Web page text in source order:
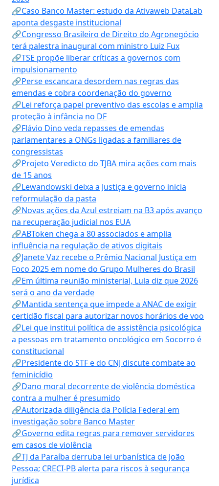
🔗Caso Banco Master: estudo da Ativaweb DataLab
aponta desgaste institucional
🔗Congresso Brasileiro de Direito do Agronegócio
terá palestra inaugural com ministro Luiz Fux
🔗TSE propõe liberar críticas a governos com
impulsionamento
🔗Perse escancara desordem nas regras das
emendas e cobra coordenação do governo
🔗Lei reforça papel preventivo das escolas e amplia
proteção à infância no DF
🔗Flávio Dino veda repasses de emendas
parlamentares a ONGs ligadas a familiares de
congressistas
🔗Projeto Veredicto do TJBA mira ações com mais
de 15 anos
🔗Lewandowski deixa a Justiça e governo inicia
reformulação da pasta
🔗Novas ações da Azul estreiam na B3 após avanço
na recuperação judicial nos EUA
🔗ABToken chega a 80 associados e amplia
influência na regulação de ativos digitais
🔗Janete Vaz recebe o Prêmio Nacional Justiça em
Foco 2025 em nome do Grupo Mulheres do Brasil
🔗Em última reunião ministerial, Lula diz que 2026
será o ano da verdade
🔗Mantida sentença que impede a ANAC de exigir
certidão fiscal para autorizar novos horários de voo
🔗Lei que institui política de assistência psicológica
a pessoas em tratamento oncológico em Socorro é
constitucional
🔗Presidente do STF e do CNJ discute combate ao
feminicídio
🔗Dano moral decorrente de violência doméstica
contra a mulher é presumido
🔗Autorizada diligência da Polícia Federal em
investigação sobre Banco Master
🔗Governo edita regras para remover servidores
em casos de violência
🔗TJ da Paraíba derruba lei urbanística de João
Pessoa; CRECI-PB alerta para riscos à segurança
jurídica